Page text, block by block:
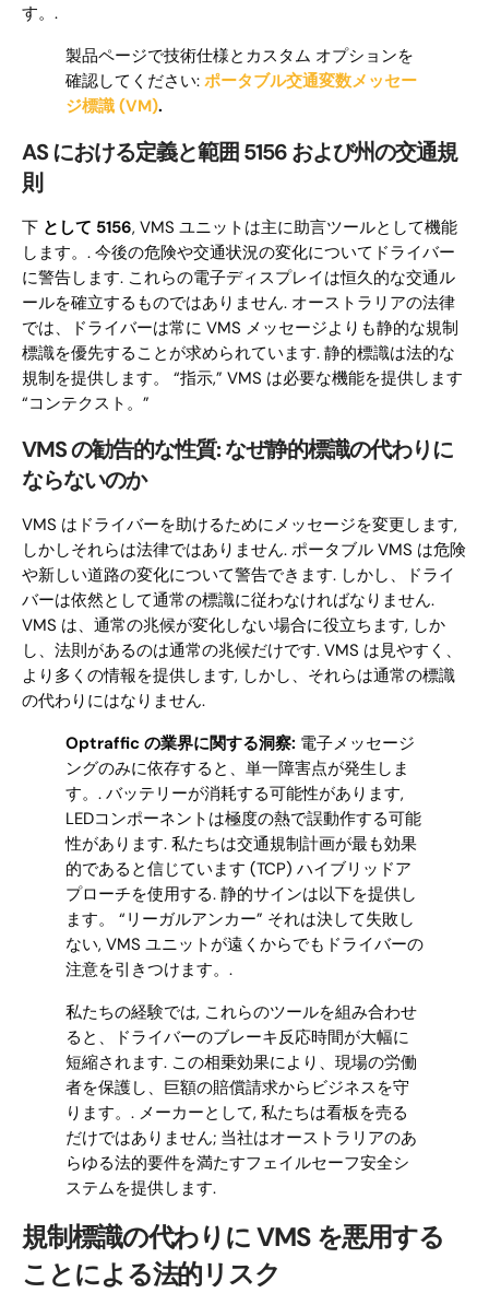
す。.
製品ページで技術仕様とカスタム オプションを
確認してください: ポータブル交通変数メッセー
ジ標識 (VM).
AS における定義と範囲 5156 および州の交通規
則
下 として 5156, VMS ユニットは主に助言ツールとして機能
します。. 今後の危険や交通状況の変化についてドライバー
に警告します. これらの電子ディスプレイは恒久的な交通ル
ールを確立するものではありません. オーストラリアの法律
では、ドライバーは常に VMS メッセージよりも静的な規制
標識を優先することが求められています. 静的標識は法的な
規制を提供します。 “指示,” VMS は必要な機能を提供します
“コンテクスト。”
VMS の勧告的な性質: なぜ静的標識の代わりに
ならないのか
VMS はドライバーを助けるためにメッセージを変更します,
しかしそれらは法律ではありません. ポータブル VMS は危険
や新しい道路の変化について警告できます. しかし、ドライ
バーは依然として通常の標識に従わなければなりません.
VMS は、通常の兆候が変化しない場合に役立ちます, しか
し、法則があるのは通常の兆候だけです. VMS は見やすく、
より多くの情報を提供します, しかし、それらは通常の標識
の代わりにはなりません.
Optraffic の業界に関する洞察: 電子メッセージ
ングのみに依存すると、単一障害点が発生しま
す。. バッテリーが消耗する可能性があります,
LEDコンポーネントは極度の熱で誤動作する可能
性があります. 私たちは交通規制計画が最も効果
的であると信じています (TCP) ハイブリッドア
プローチを使用する. 静的サインは以下を提供し
ます。 “リーガルアンカー” それは決して失敗し
ない, VMS ユニットが遠くからでもドライバーの
注意を引きつけます。.
私たちの経験では, これらのツールを組み合わせ
ると、ドライバーのブレーキ反応時間が大幅に
短縮されます. この相乗効果により、現場の労働
者を保護し、巨額の賠償請求からビジネスを守
ります。. メーカーとして, 私たちは看板を売る
だけではありません; 当社はオーストラリアのあ
らゆる法的要件を満たすフェイルセーフ安全シ
ステムを提供します.
規制標識の代わりに VMS を悪用する
ことによる法的リスク